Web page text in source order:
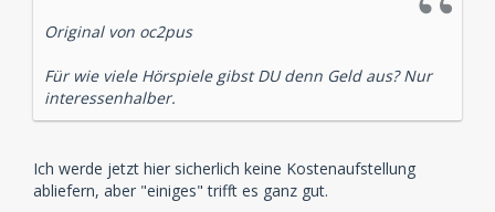
Original von oc2pus
Für wie viele Hörspiele gibst DU denn Geld aus? Nur
interessenhalber.
Ich werde jetzt hier sicherlich keine Kostenaufstellung
abliefern, aber "einiges" trifft es ganz gut.